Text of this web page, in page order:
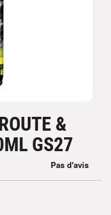
&
GS27